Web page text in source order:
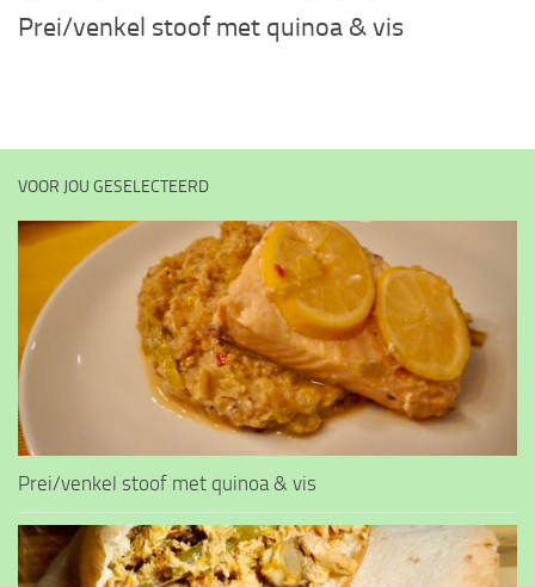
Prei/venkel stoof met quinoa & vis
VOOR JOU GESELECTEERD
Prei/venkel stoof met quinoa & vis